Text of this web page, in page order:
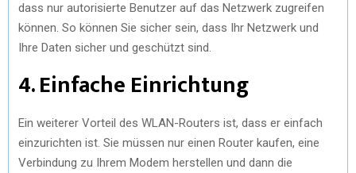
dass nur autorisierte Benutzer auf das Netzwerk zugreifen
können. So können Sie sicher sein, dass Ihr Netzwerk und
Ihre Daten sicher und geschützt sind.
4. Einfache Einrichtung
Ein weiterer Vorteil des WLAN-Routers ist, dass er einfach
einzurichten ist. Sie müssen nur einen Router kaufen, eine
Verbindung zu Ihrem Modem herstellen und dann die